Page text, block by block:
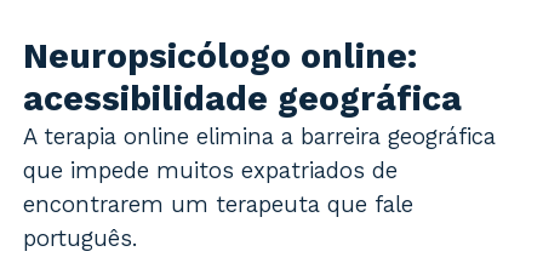
Neuropsicólogo online:
acessibilidade geográfica
A terapia online elimina a barreira geográfica
que impede muitos expatriados de
encontrarem um terapeuta que fale
português.